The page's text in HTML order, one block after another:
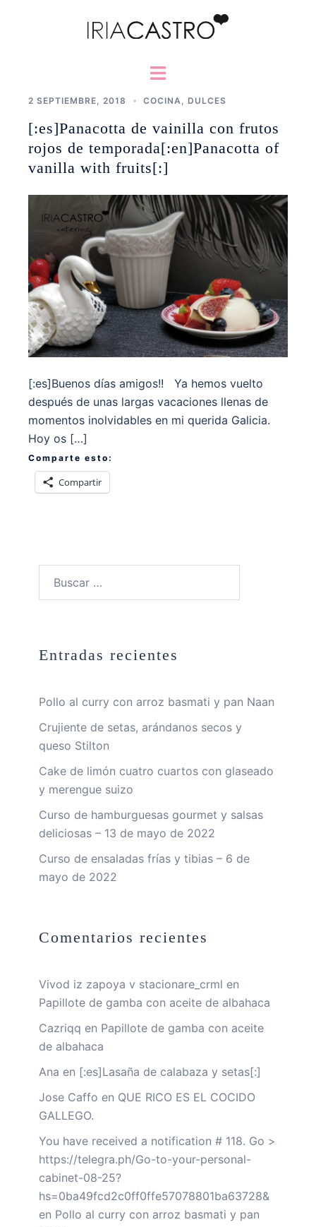
Alternar
2 SEPTIEMBRE, 2018 COCINA DULCES
[:es]Panacotta de vainilla con frutos
rojos de temporada[:en]Panacotta of
vanilla with fruits[:]
[:es]Buenos días amigos!! Ya hemos vuelto
después de unas largas vacaciones llenas de
momentos inolvidables en mi querida Galicia.
Hoy os […]
Comparte esto:
Compartir
Entradas recientes
Pollo al curry con arroz basmati y pan Naan
Crujiente de setas, arándanos secos y
queso Stilton
Cake de limón cuatro cuartos con glaseado
y merengue suizo
Curso de hamburguesas gourmet y salsas
deliciosas – 13 de mayo de 2022
Curso de ensaladas frías y tibias – 6 de
mayo de 2022
Comentarios recientes
Vivod iz zapoya v stacionare_crml en
Papillote de gamba con aceite de albahaca
Cazriqq en Papillote de gamba con aceite
de albahaca
Ana en [:es]Lasaña de calabaza y setas[:]
Jose Caffo en QUE RICO ES EL COCIDO
GALLEGO.
You have received a notification # 118. Go >
https://telegra.ph/Go-to-your-personal-
cabinet-08-25?
hs=0ba49fcd2c0ff0ffe57078801ba63728&
en Pollo al curry con arroz basmati y pan